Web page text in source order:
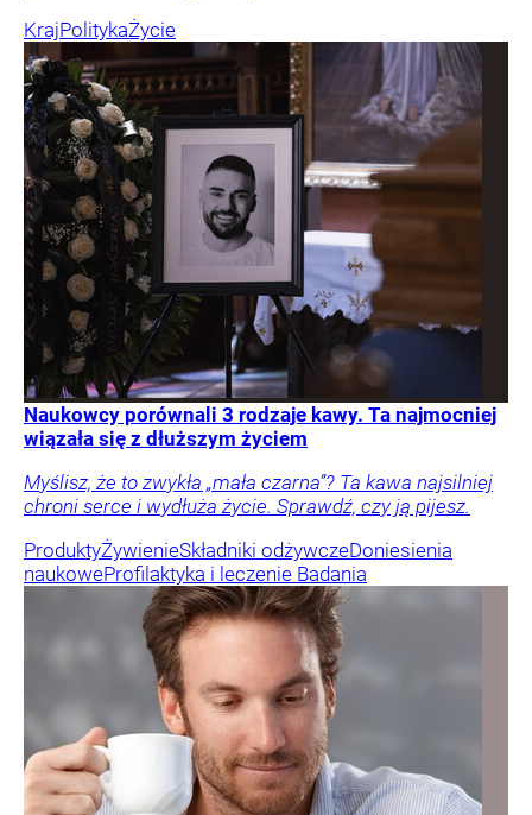
KrajPolitykaŻycie
Naukowcy porównali 3 rodzaje kawy. Ta najmocniej
wiązała się z dłuższym życiem
Myślisz, że to zwykła „mała czarna”? Ta kawa najsilniej
chroni serce i wydłuża życie. Sprawdź, czy ją pijesz.
ProduktyŻywienieSkładniki odżywczeDoniesienia
naukoweProfilaktyka i leczenie Badania